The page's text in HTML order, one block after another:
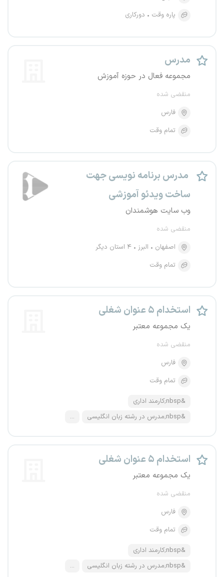
پاره وقت
دورکاری
مدرس
مجموعه فعال در حوزه آموزش
منقضی شده
فارس
تمام وقت
مدرس برنامه نویسی جهت
ساخت ویدئو آموزشی
وب سایت هوشمندان
منقضی شده
اصفهان
البرز
۴ استان دیگر
تمام وقت
استخدام ۵ عنوان شغلی
یک مجموعه معتبر
منقضی شده
فارس
تمام وقت
&nbsp;کارمند اداری
&nbsp;مدرس در رشته زبان انگلیسی
...
استخدام ۵ عنوان شغلی
یک مجموعه معتبر
منقضی شده
فارس
تمام وقت
&nbsp;کارمند اداری
&nbsp;مدرس در رشته زبان انگلیسی
...